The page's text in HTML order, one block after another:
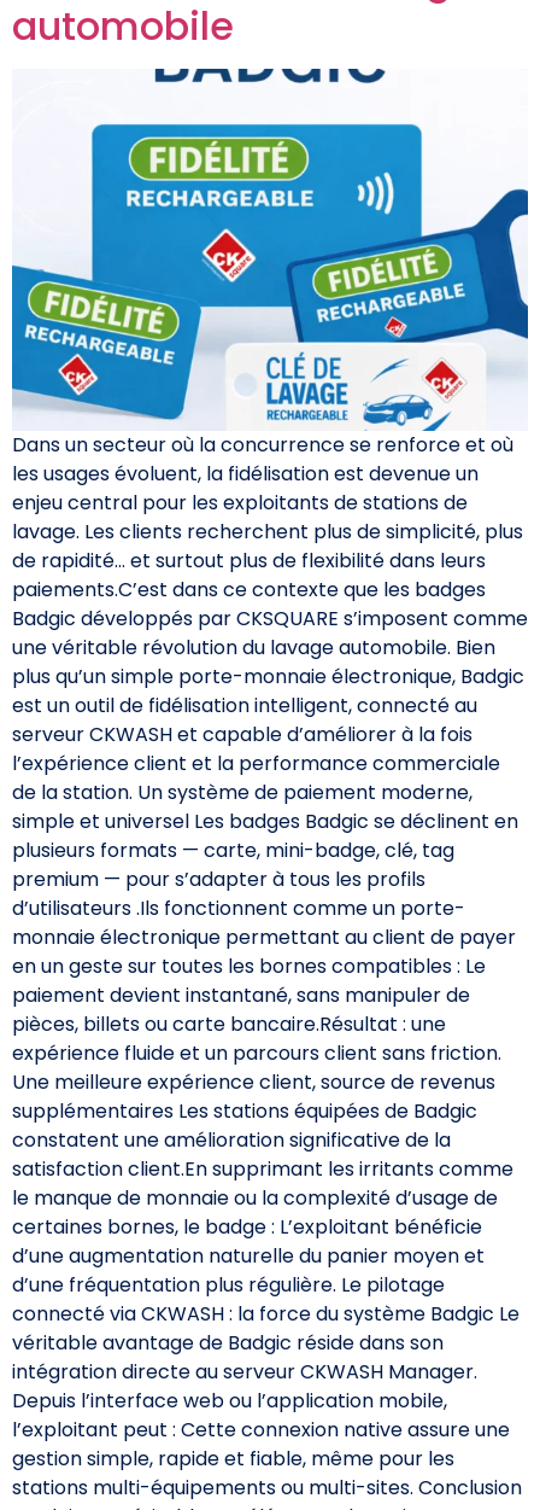
automobile
Dans un secteur où la concurrence se renforce et où
les usages évoluent, la fidélisation est devenue un
enjeu central pour les exploitants de stations de
lavage. Les clients recherchent plus de simplicité, plus
de rapidité… et surtout plus de flexibilité dans leurs
paiements.C’est dans ce contexte que les badges
Badgic développés par CKSQUARE s’imposent comme
une véritable révolution du lavage automobile. Bien
plus qu’un simple porte-monnaie électronique, Badgic
est un outil de fidélisation intelligent, connecté au
serveur CKWASH et capable d’améliorer à la fois
l’expérience client et la performance commerciale
de la station. Un système de paiement moderne,
simple et universel Les badges Badgic se déclinent en
plusieurs formats — carte, mini-badge, clé, tag
premium — pour s’adapter à tous les profils
d’utilisateurs .Ils fonctionnent comme un porte-
monnaie électronique permettant au client de payer
en un geste sur toutes les bornes compatibles : Le
paiement devient instantané, sans manipuler de
pièces, billets ou carte bancaire.Résultat : une
expérience fluide et un parcours client sans friction.
Une meilleure expérience client, source de revenus
supplémentaires Les stations équipées de Badgic
constatent une amélioration significative de la
satisfaction client.En supprimant les irritants comme
le manque de monnaie ou la complexité d’usage de
certaines bornes, le badge : L’exploitant bénéficie
d’une augmentation naturelle du panier moyen et
d’une fréquentation plus régulière. Le pilotage
connecté via CKWASH : la force du système Badgic Le
véritable avantage de Badgic réside dans son
intégration directe au serveur CKWASH Manager.
Depuis l’interface web ou l’application mobile,
l’exploitant peut : Cette connexion native assure une
gestion simple, rapide et fiable, même pour les
stations multi-équipements ou multi-sites. Conclusion